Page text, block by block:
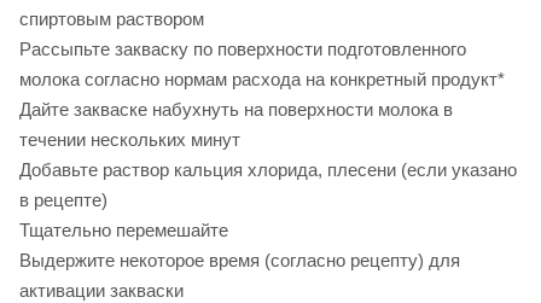
спиртовым раствором
Рассыпьте закваску по поверхности подготовленного
молока согласно нормам расхода на конкретный продукт*
Дайте закваске набухнуть на поверхности молока в
течении нескольких минут
Добавьте раствор кальция хлорида, плесени (если указано
в рецепте)
Тщательно перемешайте
Выдержите некоторое время (согласно рецепту) для
активации закваски